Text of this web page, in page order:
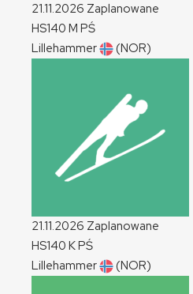
21.11.2026 Zaplanowane
HS140 M PŚ
Lillehammer
(NOR)
21.11.2026 Zaplanowane
HS140 KPŚ
Lillehammer
(NOR)